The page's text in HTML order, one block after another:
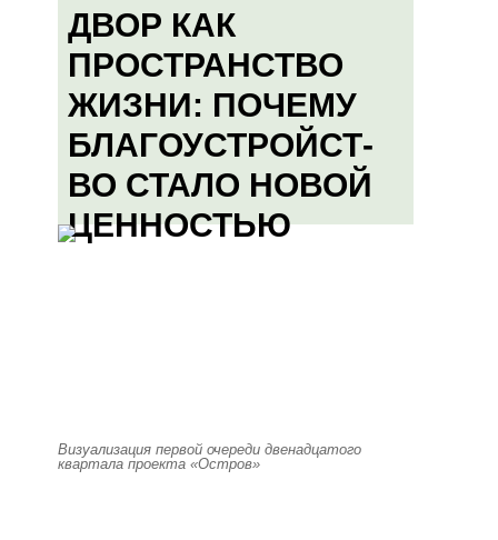
ДВОР КАК
ПРОСТРАНСТВО
ЖИЗНИ: ПОЧЕМУ
БЛАГОУСТРОЙСТ-
ВО СТАЛО НОВОЙ
ЦЕННОСТЬЮ
Визуализация первой очереди двенадцатого
квартала проекта «Остров»